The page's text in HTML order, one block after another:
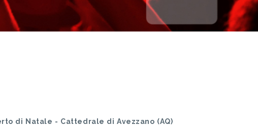
di Natale - Cattedrale di Avezzano (AQ)